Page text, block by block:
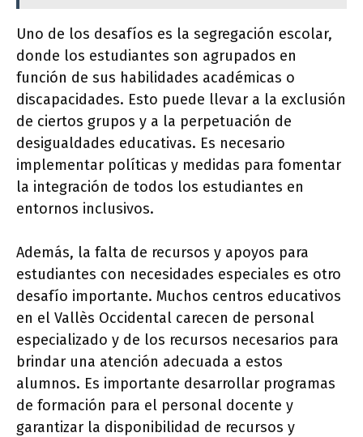
Uno de los desafíos es la segregación escolar,
donde los estudiantes son agrupados en
función de sus habilidades académicas o
discapacidades. Esto puede llevar a la exclusión
de ciertos grupos y a la perpetuación de
desigualdades educativas. Es necesario
implementar políticas y medidas para fomentar
la integración de todos los estudiantes en
entornos inclusivos.
Además, la falta de recursos y apoyos para
estudiantes con necesidades especiales es otro
desafío importante. Muchos centros educativos
en el Vallès Occidental carecen de personal
especializado y de los recursos necesarios para
brindar una atención adecuada a estos
alumnos. Es importante desarrollar programas
de formación para el personal docente y
garantizar la disponibilidad de recursos y